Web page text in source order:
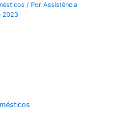
/ PorAssistência
2023